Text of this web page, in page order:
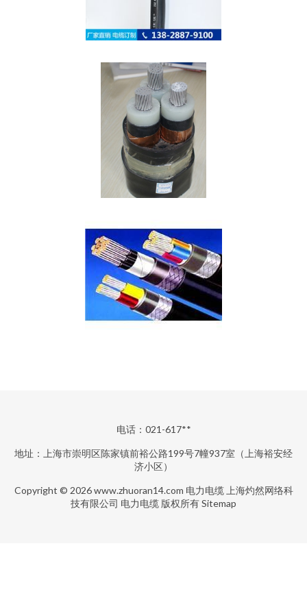
电话：021-617**
地址：上海市崇明区陈家镇前裕公路199号7幢937室（上海裕安经
济小区）
Copyright © 2026www.zhuoran14.com 电力电缆 上海灼然网络科
技有限公司 电力电缆 版权所有Sitemap